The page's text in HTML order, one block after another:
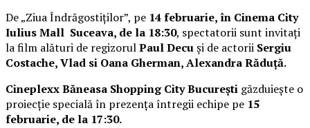
De „Ziua Îndrăgostiților”, pe 14 februarie, în Cinema City
Iulius Mall Suceava, de la 18:30, spectatorii sunt invitați
la film alături de regizorulPaul Decuși de actorii Sergiu
Costache, Vlad si Oana Gherman, Alexandra Răduță.
Cineplexx Băneasa Shopping City București găzduiește o
proiecție specială în prezența întregii echipe pe 15
februarie, de la 17:30.